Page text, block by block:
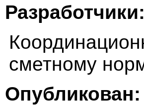
Разработчики:
сметному
Опубликован: